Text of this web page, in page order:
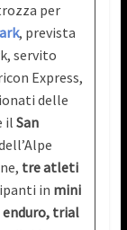
per
, prevista
servito
Express,
delle
il San
tre atleti
in mini
enduro, trial